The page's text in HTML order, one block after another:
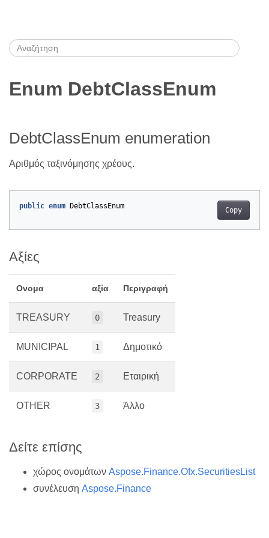
Enum DebtClassEnum
DebtClassEnum enumeration
Αριθμός ταξινόμησης χρέους.
Copy
public enum DebtClassEnum
Αξίες
Ονομα αξία Περιγραφή
TREASURY 0 Treasury
MUNICIPAL 1 Δημοτικό
CORPORATE 2 Εταιρική
OTHER 3 Άλλο
Δείτε επίσης
χώρος ονομάτων Aspose.Finance.Ofx.SecuritiesList
συνέλευση Aspose.Finance